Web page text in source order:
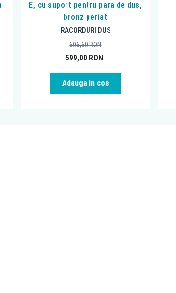
E, cu suport pentru para de dus,
bronz periat
RACORDURI DUS
599,00 RON
606,60RON
Adauga in cos